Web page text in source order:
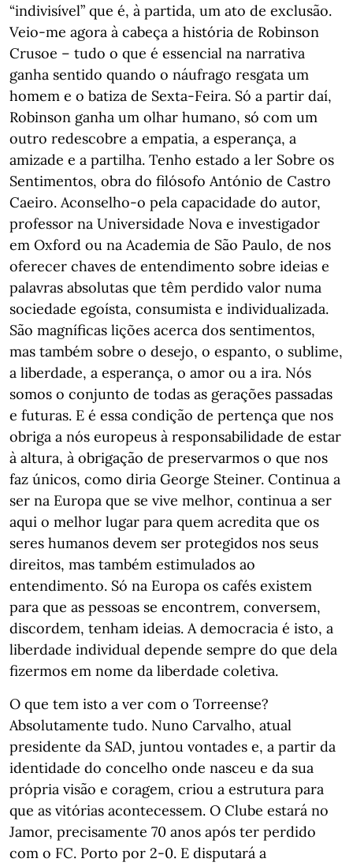
“indivisível” que é, à partida, um ato de exclusão.
Veio-me agora à cabeça a história de Robinson
Crusoe – tudo o que é essencial na narrativa
ganha sentido quando o náufrago resgata um
homem e o batiza de Sexta-Feira. Só a partir daí,
Robinson ganha um olhar humano, só com um
outro redescobre a empatia, a esperança, a
amizade e a partilha. Tenho estado a ler Sobre os
Sentimentos, obra do filósofo António de Castro
Caeiro. Aconselho-o pela capacidade do autor,
professor na Universidade Nova e investigador
em Oxford ou na Academia de São Paulo, de nos
oferecer chaves de entendimento sobre ideias e
palavras absolutas que têm perdido valor numa
sociedade egoísta, consumista e individualizada.
São magníficas lições acerca dos sentimentos,
mas também sobre o desejo, o espanto, o sublime,
a liberdade, a esperança, o amor ou a ira. Nós
somos o conjunto de todas as gerações passadas
e futuras. E é essa condição de pertença que nos
obriga a nós europeus à responsabilidade de estar
à altura, à obrigação de preservarmos o que nos
faz únicos, como diria George Steiner. Continua a
ser na Europa que se vive melhor, continua a ser
aqui o melhor lugar para quem acredita que os
seres humanos devem ser protegidos nos seus
direitos, mas também estimulados ao
entendimento. Só na Europa os cafés existem
para que as pessoas se encontrem, conversem,
discordem, tenham ideias. A democracia é isto, a
liberdade individual depende sempre do que dela
fizermos em nome da liberdade coletiva.
O que tem isto a ver com o Torreense?
Absolutamente tudo. Nuno Carvalho, atual
presidente da SAD, juntou vontades e, a partir da
identidade do concelho onde nasceu e da sua
própria visão e coragem, criou a estrutura para
que as vitórias acontecessem. O Clube estará no
Jamor, precisamente 70 anos após ter perdido
com o FC. Porto por 2-0. E disputará a